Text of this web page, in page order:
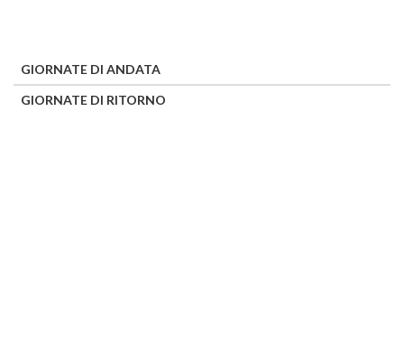
GIORNATE DI ANDATA
GIORNATE DI RITORNO